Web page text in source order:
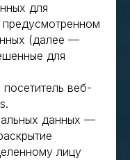
для
предусмотренном
(далее —
для
веб-
данных —
лицу